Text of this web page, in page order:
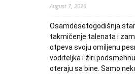
August 7, 2026
Osamdesetogodišnja
takmičenje talenata i
otpeva svoju omiljenu
voditeljka i žiri
oteraju sa bine. Samo